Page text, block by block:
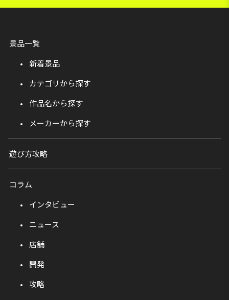
景品一覧
新着景品
カテゴリから探す
作品名から探す
メーカーから探す
遊び方攻略
コラム
インタビュー
ニュース
店舗
開発
攻略